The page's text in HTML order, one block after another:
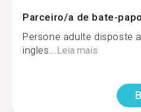
Parceiro/a de bate-
Persone adulte disposte
ingles...Leia mais